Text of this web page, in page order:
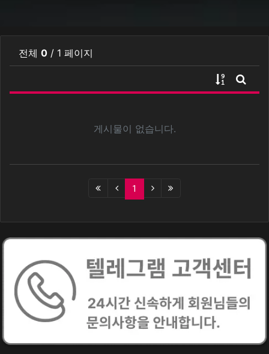
전체 0 / 1 페이지
게시물 정
게시
게시물이 없습니다.
1 (current)